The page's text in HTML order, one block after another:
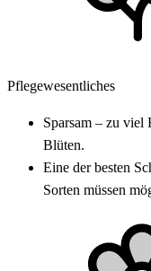
Pflegewesentliches
Sparsam – zu viel
Blüten.
Eine der besten
Sorten müssen